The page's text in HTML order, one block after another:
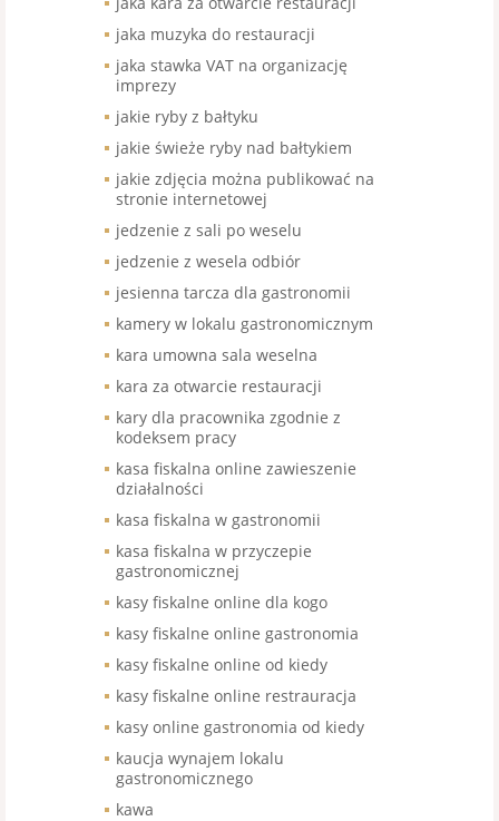
jaka muzyka do restauracji
jaka stawka VAT na organizację
imprezy
jakie ryby z bałtyku
jakie świeże ryby nad bałtykiem
jakie zdjęcia można publikować na
stronie internetowej
jedzenie z sali po weselu
jedzenie z wesela odbiór
jesienna tarcza dla gastronomii
kamery w lokalu gastronomicznym
kara umowna sala weselna
kara za otwarcie restauracji
kary dla pracownika zgodnie z
kodeksem pracy
kasa fiskalna online zawieszenie
działalności
kasa fiskalna w gastronomii
kasa fiskalna w przyczepie
gastronomicznej
kasy fiskalne online dla kogo
kasy fiskalne online gastronomia
kasy fiskalne online od kiedy
kasy fiskalne online restrauracja
kasy online gastronomia od kiedy
kaucja wynajem lokalu
gastronomicznego
kawa